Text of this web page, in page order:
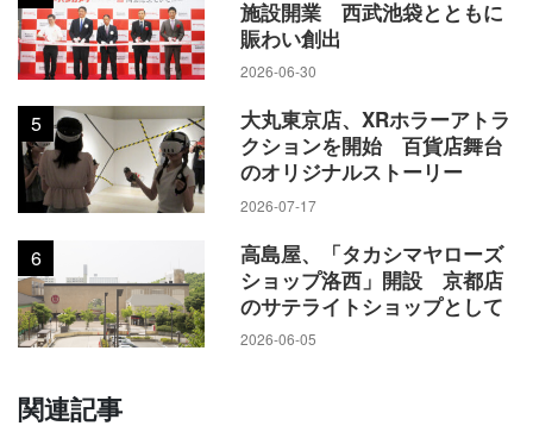
フロア構成とリニューアルの概要
改装のスケジュールは、今年11月中旬に本館4階、11月下旬に
本館3階と北館地下1階、12月中旬に本館5階のレディスファッ
ションと本館8階がオープン。来年春～夏に本館5階の子供
服、本館6階、本館7階、本館屋上が開き、秋に北館6階がオー
プンする。
強化カテゴリーであるファッション、アート、酒、美や健康
施設開業 西武池袋とともに
賑わい創出
2026-06-30
5
大丸東京店、XRホラーアトラ
クションを開始 百貨店舞台
のオリジナルストーリー
2026-07-17
6
高島屋、「タカシマヤローズ
ショップ洛西」開設 京都店
のサテライトショップとして
2026-06-05
関連記事